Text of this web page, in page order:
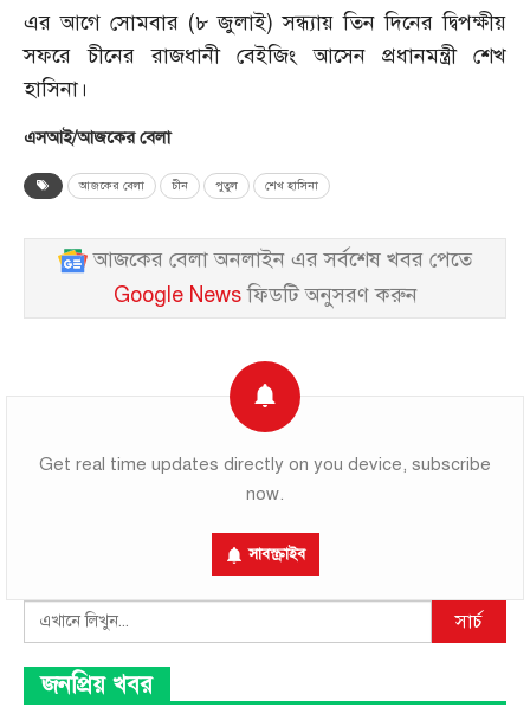
এর আগে সোমবার (৮ জুলাই) সন্ধ্যায় তিন দিনের দ্বিপক্ষীয়
সফরে চীনের রাজধানী বেইজিং আসেন প্রধানমন্ত্রী শেখ
হাসিনা।
এসআই/আজকের বেলা
আজকের বেলা চীন পুতুল শেখ হাসিনা
আজকের বেলা অনলাইন এর সর্বশেষ খবর পেতে
Google Newsফিডটি অনুসরণ করুন
Get real time updates directly on you device, subscribe
now.
সাবস্ক্রাইব
Search সার্চ
জনপ্রিয় খবর